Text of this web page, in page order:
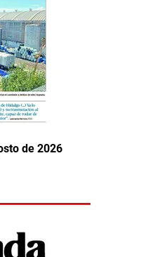
de 2026